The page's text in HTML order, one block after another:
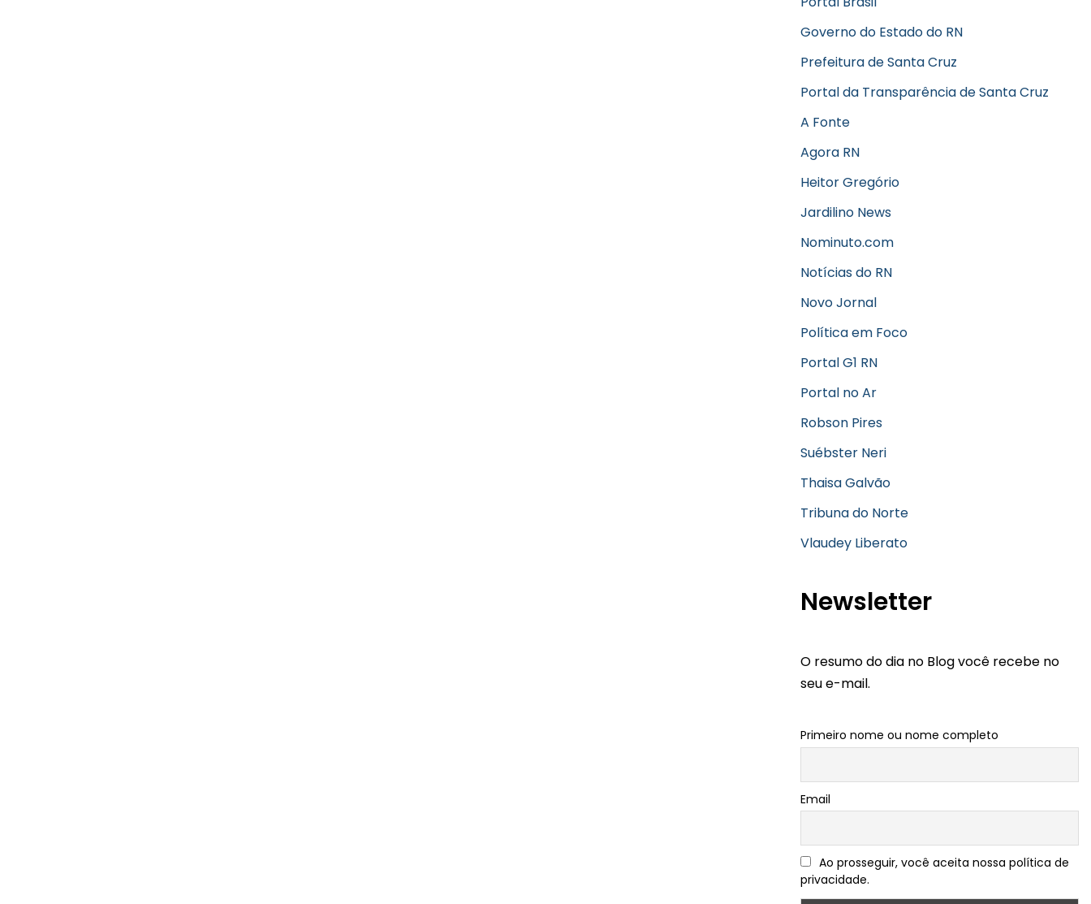
Governo do Estado do RN
Prefeitura de Santa Cruz
Portal da Transparência de Santa Cruz
A Fonte
Agora RN
Heitor Gregório
Jardilino News
Nominuto.com
Notícias do RN
Novo Jornal
Política em Foco
Portal G1 RN
Portal no Ar
Robson Pires
Suébster Neri
Thaisa Galvão
Tribuna do Norte
Vlaudey Liberato
Newsletter
O resumo do dia no Blog você recebe no
seu e-mail.
Primeiro nome ou nome completo
Email
Ao prosseguir, você aceita nossa política de
privacidade.